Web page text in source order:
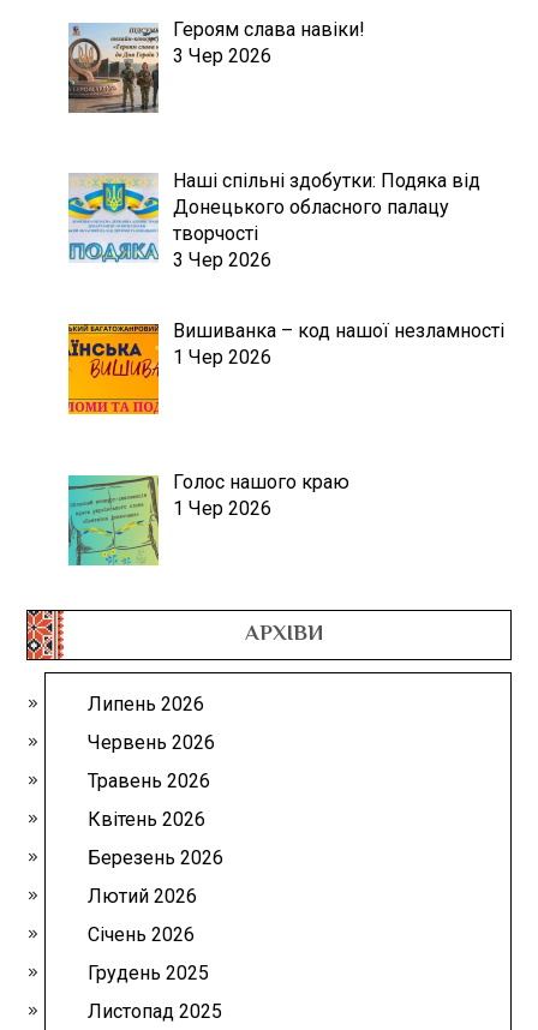
Героям слава навіки!
3 Чер 2026
Наші спільні здобутки: Подяка від
Донецького обласного палацу
творчості
3 Чер 2026
Вишиванка – код нашої незламності
1 Чер 2026
Голос нашого краю
1 Чер 2026
АРХІВИ
Липень 2026
Червень 2026
Травень 2026
Квітень 2026
Березень 2026
Лютий 2026
Січень 2026
Грудень 2025
Листопад 2025